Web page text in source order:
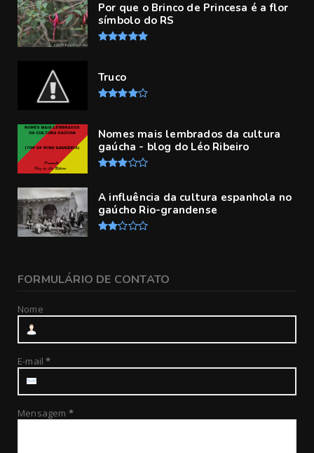
Por que o Brinco de Princesa é a flor
símbolo do RS
Truco
Nomes mais lembrados da cultura
gaúcha - blog do Léo Ribeiro
A influência da cultura espanhola no
gaúcho Rio-grandense
FORMULÁRIO DE CONTATO
Nome
E-mail*
Mensagem *